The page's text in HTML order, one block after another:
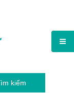
kiếm